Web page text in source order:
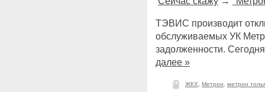
ТЭВИС производит
обслуживаемых УК
задолженности.
далее »
ЖКХ Метрон метрон